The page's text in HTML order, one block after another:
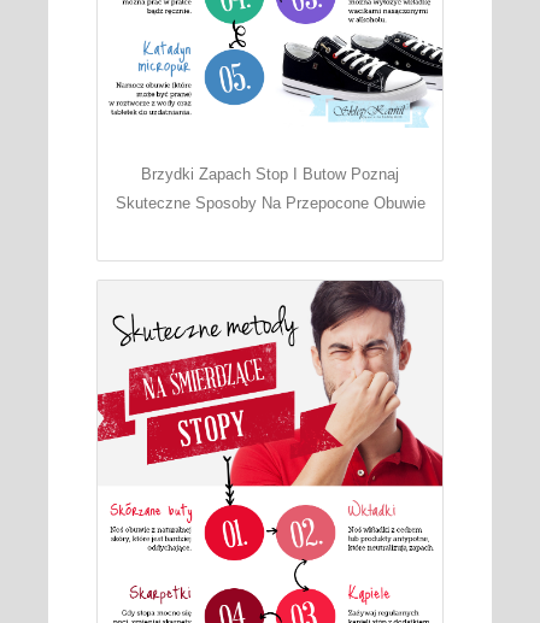
Brzydki Zapach Stop I Butow Poznaj
Skuteczne Sposoby Na Przepocone Obuwie